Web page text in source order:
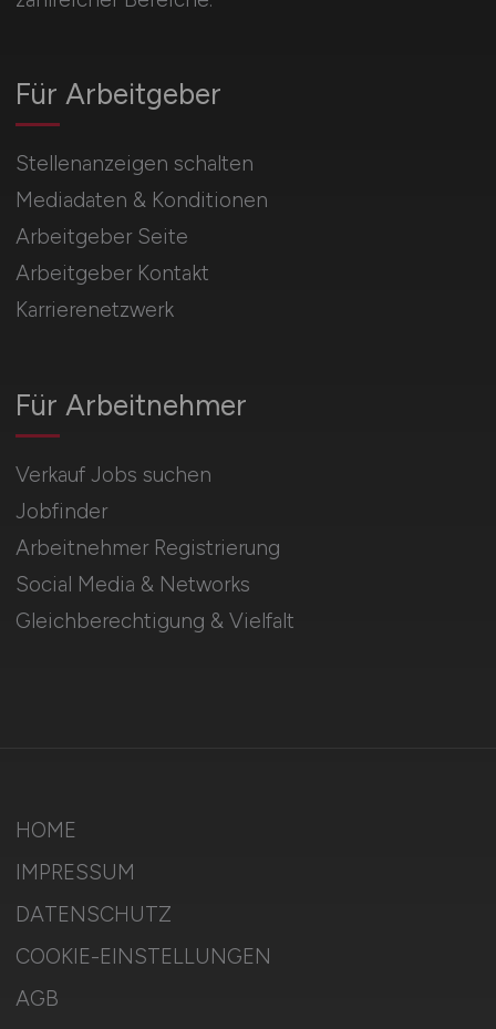
Für Arbeitnehmer
Verkauf Jobs suchen
Jobfinder
Arbeitnehmer Registrierung
Social Media & Networks
Gleichberechtigung & Vielfalt
Für Arbeitgeber
Stellenanzeigen schalten
Mediadaten & Konditionen
Arbeitgeber Seite
Arbeitgeber Kontakt
Karrierenetzwerk
HOME
IMPRESSUM
DATENSCHUTZ
COOKIE-EINSTELLUNGEN
AGB